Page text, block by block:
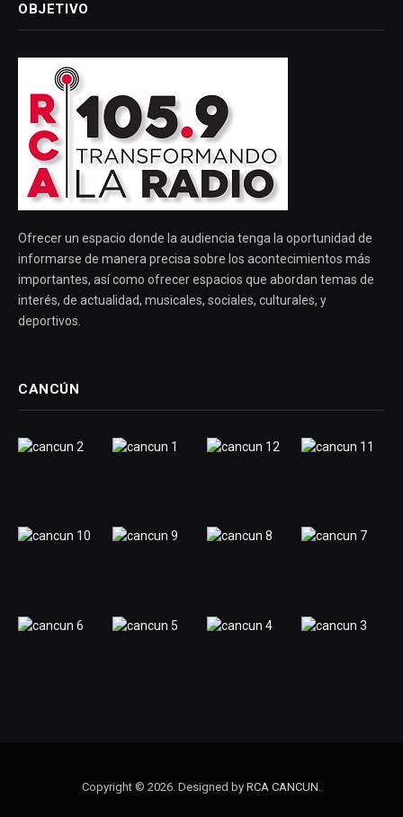
OBJETIVO
Ofrecer un espacio donde la audiencia tenga la oportunidad de
informarse de manera precisa sobre los acontecimientos más
importantes, así como ofrecer espacios que abordan temas de
interés, de actualidad, musicales, sociales, culturales, y
deportivos.
CANCÚN
Copyright © 2026. Designed by RCA CANCUN